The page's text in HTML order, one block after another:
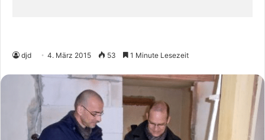
djd 4. März 2015 53 1 Minute Lesezeit